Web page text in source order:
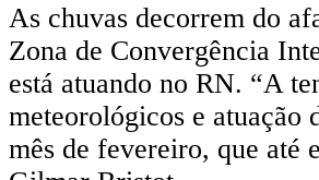
As chuvas decorrem do
Zona de Convergência
está atuando no RN. “A
meteorológicos e atuação
mês de fevereiro, que até